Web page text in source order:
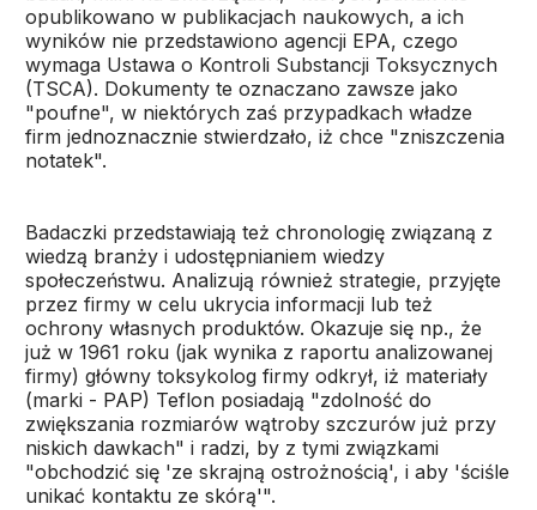
opublikowano w publikacjach naukowych, a ich
wyników nie przedstawiono agencji EPA, czego
wymaga Ustawa o Kontroli Substancji Toksycznych
(TSCA). Dokumenty te oznaczano zawsze jako
"poufne", w niektórych zaś przypadkach władze
firm jednoznacznie stwierdzało, iż chce "zniszczenia
notatek".
Badaczki przedstawiają też chronologię związaną z
wiedzą branży i udostępnianiem wiedzy
społeczeństwu. Analizują również strategie, przyjęte
przez firmy w celu ukrycia informacji lub też
ochrony własnych produktów. Okazuje się np., że
już w 1961 roku (jak wynika z raportu analizowanej
firmy) główny toksykolog firmy odkrył, iż materiały
(marki - PAP) Teflon posiadają "zdolność do
zwiększania rozmiarów wątroby szczurów już przy
niskich dawkach" i radzi, by z tymi związkami
"obchodzić się 'ze skrajną ostrożnością', i aby 'ściśle
unikać kontaktu ze skórą'".